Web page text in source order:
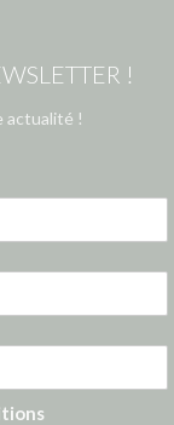
!
actualité !